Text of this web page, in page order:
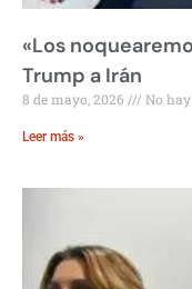
«Los
Trump a Irán
8 de mayo, 2026 No
Leer más »